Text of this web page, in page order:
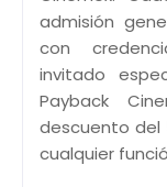
admisión
con
invitado
Payback
descuento del
cualquier